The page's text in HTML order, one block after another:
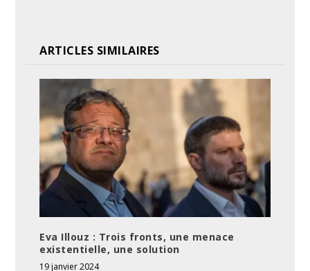
ARTICLES SIMILAIRES
Eva Illouz : Trois fronts, une menace
existentielle, une solution
19 janvier 2024